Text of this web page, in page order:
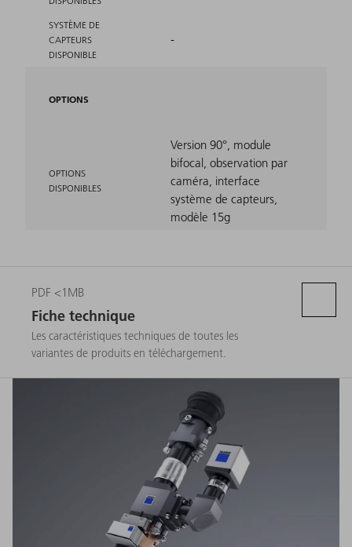
SYSTÈME DE
CAPTEURS
DISPONIBLE
-
OPTIONS
OPTIONS
DISPONIBLES
Version 90°, module
bifocal, observation par
caméra, interface
système de capteurs,
modèle 15g
PDF <1MB
Fiche technique
Les caractéristiques techniques de toutes les
variantes de produits en téléchargement.